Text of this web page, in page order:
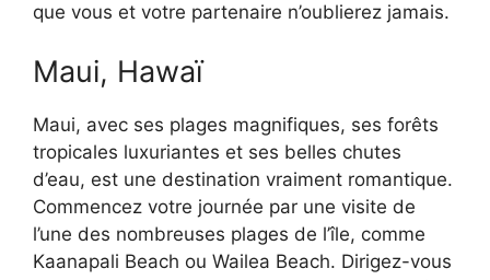
que vous et votre partenaire n’oublierez jamais.
Maui, Hawaï
Maui, avec ses plages magnifiques, ses forêts
tropicales luxuriantes et ses belles chutes
d’eau, est une destination vraiment romantique.
Commencez votre journée par une visite de
l’une des nombreuses plages de l’île, comme
Kaanapali Beach ou Wailea Beach. Dirigez-vous